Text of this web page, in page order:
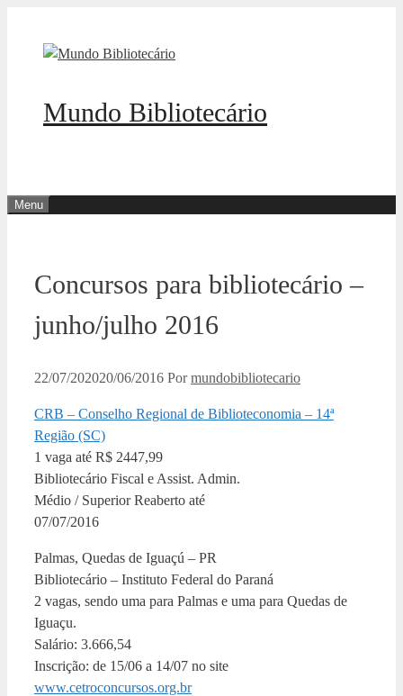
Mundo Bibliotecário
Menu
Concursos para bibliotecário –
junho/julho 2016
22/07/202020/06/2016 Pormundobibliotecario
CRB – Conselho Regional de Biblioteconomia – 14ª
Região (SC)
1 vaga até R$ 2447,99
Bibliotecário Fiscal e Assist. Admin.
Médio / Superior Reaberto até
07/07/2016
Palmas, Quedas de Iguaçú – PR
Bibliotecário – Instituto Federal do Paraná
2 vagas, sendo uma para Palmas e uma para Quedas de
Iguaçu.
Salário: 3.666,54
Inscrição: de 15/06 a 14/07 no site
www.cetroconcursos.org.br